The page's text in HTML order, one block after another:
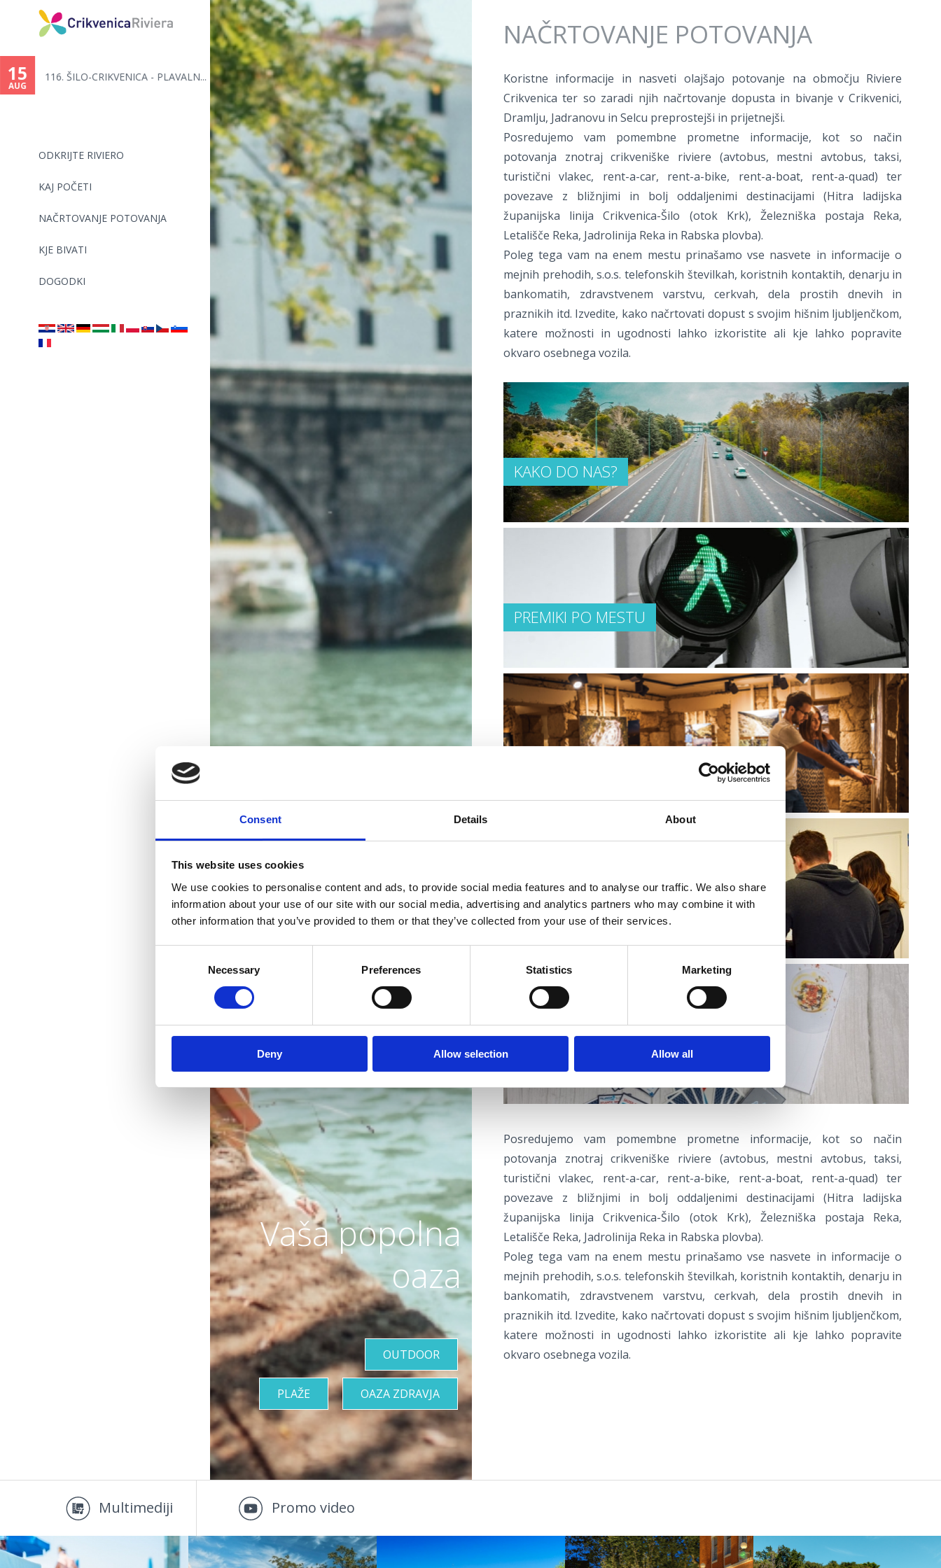
Consent Details About
This website uses cookies
We use cookies to personalise content and ads, to provide social media features and to analyse our traffic. We also share
information about your use of our site with our social media, advertising and analytics partners who may combine it with
other information that you’ve provided to them or that they’ve collected from your use of their services.
Necessary Preferences Statistics Marketing
Deny Allow selection Allow all
Jump to navigation
ODKRIJTE RIVIERO
KAJ POČETI
NAČRTOVANJE POTOVANJA
KJE BIVATI
DOGODKI
15
AUG
116. ŠILO-CRIKVENICA - PLAVALN...
NAČRTOVANJE POTOVANJA
Koristne informacije in nasveti olajšajo potovanje na območju Riviere
Crikvenica ter so zaradi njih načrtovanje dopusta in bivanje v Crikvenici,
Dramlju, Jadranovu in Selcu preprostejši in prijetnejši.
Posredujemo vam pomembne prometne informacije, kot so način
potovanja znotraj crikveniške riviere (avtobus, mestni avtobus, taksi,
turistični vlakec, rent-a-car, rent-a-bike, rent-a-boat, rent-a-quad) ter
povezave z bližnjimi in bolj oddaljenimi destinacijami (Hitra ladijska
županijska linija Crikvenica-Šilo (otok Krk), Železniška postaja Reka,
Letališče Reka, Jadrolinija Reka in Rabska plovba).
Poleg tega vam na enem mestu prinašamo vse nasvete in informacije o
mejnih prehodih, s.o.s. telefonskih številkah, koristnih kontaktih, denarju in
bankomatih, zdravstvenem varstvu, cerkvah, dela prostih dnevih in
praznikih itd. Izvedite, kako načrtovati dopust s svojim hišnim ljubljenčkom,
katere možnosti in ugodnosti lahko izkoristite ali kje lahko popravite
okvaro osebnega vozila.
KAKO DO NAS?
PREMIKI PO MESTU
KORISTNE INFORMACIJE
Posredujemo vam pomembne prometne informacije, kot so način
potovanja znotraj crikveniške riviere (avtobus, mestni avtobus, taksi,
turistični vlakec, rent-a-car, rent-a-bike, rent-a-boat, rent-a-quad) ter
povezave z bližnjimi in bolj oddaljenimi destinacijami (Hitra ladijska
županijska linija Crikvenica-Šilo (otok Krk), Železniška postaja Reka,
Letališče Reka, Jadrolinija Reka in Rabska plovba).
Poleg tega vam na enem mestu prinašamo vse nasvete in informacije o
mejnih prehodih, s.o.s. telefonskih številkah, koristnih kontaktih, denarju in
bankomatih, zdravstvenem varstvu, cerkvah, dela prostih dnevih in
praznikih itd. Izvedite, kako načrtovati dopust s svojim hišnim ljubljenčkom,
katere možnosti in ugodnosti lahko izkoristite ali kje lahko popravite
okvaro osebnega vozila.
Vaša popolna
oaza
OUTDOOR
OAZA ZDRAVJA
PLAŽE
Multimediji Promo video